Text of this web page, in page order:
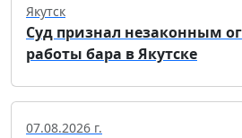
Якутск
Суд признал незаконным
работы бара в Якутске
07.08.2026 г.